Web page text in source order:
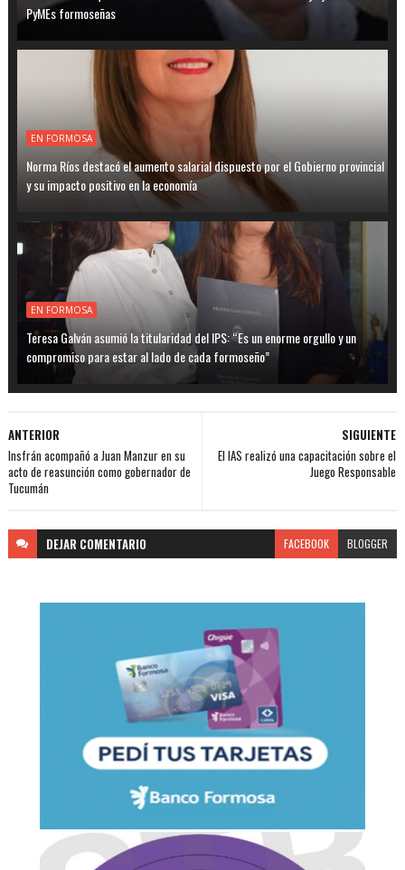
PyMEs formoseñas
EN FORMOSA
Norma Ríos destacó el aumento salarial dispuesto por el Gobierno provincial
y su impacto positivo en la economía
EN FORMOSA
Teresa Galván asumió la titularidad del IPS: “Es un enorme orgullo y un
compromiso para estar al lado de cada formoseño”
SIGUIENTE
El IAS realizó una capacitación sobre el
Juego Responsable
ANTERIOR
Insfrán acompañó a Juan Manzur en su
acto de reasunción como gobernador de
Tucumán
DEJAR COMENTARIO FACEBOOK BLOGGER